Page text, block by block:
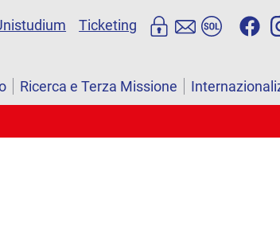
Ticketing
Ricerca e Terza Missione